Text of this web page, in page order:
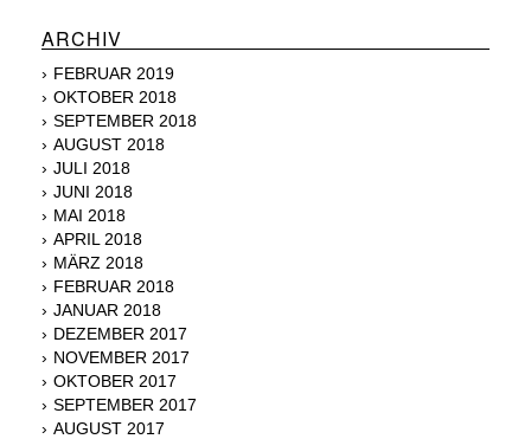
ARCHIV
FEBRUAR 2019
OKTOBER 2018
SEPTEMBER 2018
AUGUST 2018
JULI 2018
JUNI 2018
MAI 2018
APRIL 2018
MÄRZ 2018
FEBRUAR 2018
JANUAR 2018
DEZEMBER 2017
NOVEMBER 2017
OKTOBER 2017
SEPTEMBER 2017
AUGUST 2017